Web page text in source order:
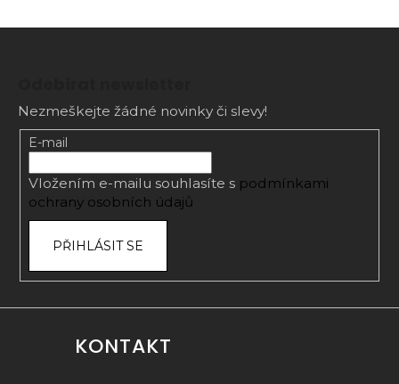
Nezmeškejte žádné novinky či slevy!
E-mail
Vložením e-mailu souhlasíte s podmínkami
ochrany osobních údajů
PŘIHLÁSIT SE
KONTAKT